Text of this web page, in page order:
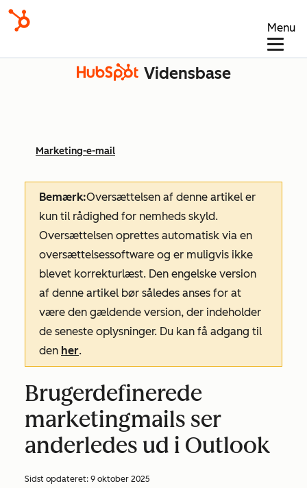
Menu
Vidensbase
Marketing-e-mail
Bemærk:Oversættelsen af denne artikel er
kun til rådighed for nemheds skyld.
Oversættelsen oprettes automatisk via en
oversættelsessoftware og er muligvis ikke
blevet korrekturlæst. Den engelske version
af denne artikel bør således anses for at
være den gældende version, der indeholder
de seneste oplysninger. Du kan få adgang til
den her.
Brugerdefinerede
marketingmails ser
anderledes ud i Outlook
Sidst opdateret: 9 oktober 2025